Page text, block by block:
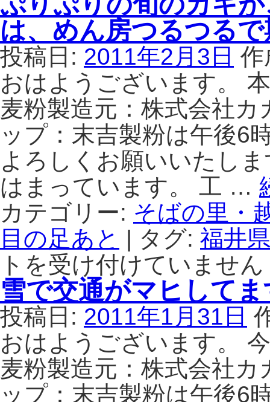
の
な
い
雪
は
は、めん房つるつる
投稿日: 2011年2月3日 作
おはようございます。
麦粉製造元：株式会社
ップ：末吉製粉は午後6
よろしくお願いいたし
はまっています。 工 …
カテゴリー: そばの里・
目の足あと | タグ: 福井
トを受け付けていません
雪で交通がマヒして
投稿日: 2011年1月31日
おはようございます。
麦粉製造元：株式会社
ップ：末吉製粉は午後6